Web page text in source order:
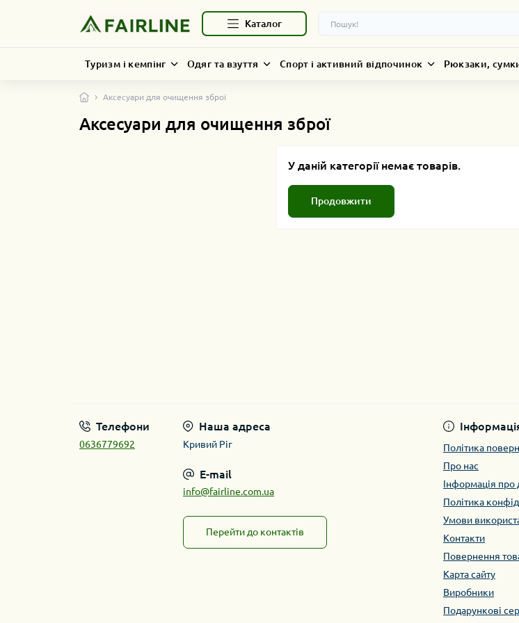
Каталог
Туризм і кемпінг Одяг та взуття Спорт і активний відпочинок Рюкзаки,
Аксесуари для очищення зброї
Аксесуари для очищення зброї
У даній категорії немає товарів.
Продовжити
Телефони
0636779692
Наша адреса
Кривий Ріг
E-mail
info@fairline.com.ua
Перейти до контактів
Політика
Про нас
Інформація про
Політика
Умови
Контакти
Повернення
Карта сайту
Виробники
Подарункові